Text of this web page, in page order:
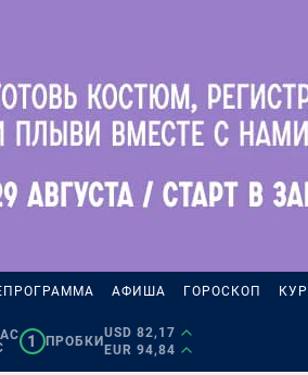
АФИША ГОРОСКОП
1 ПРОБКИ
USD 82,17
EUR 94,84